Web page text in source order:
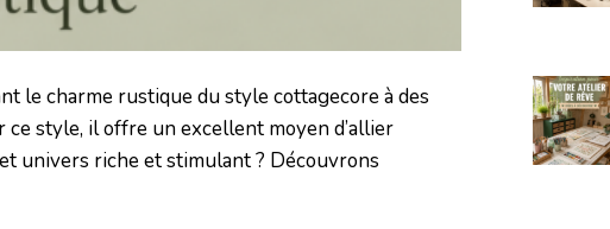
le charme rustique du style cottagecore à des
style, il offre un excellent moyen d’allier
univers riche et stimulant ? Découvrons